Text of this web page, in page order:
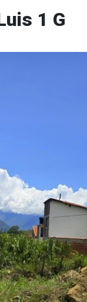
1 G